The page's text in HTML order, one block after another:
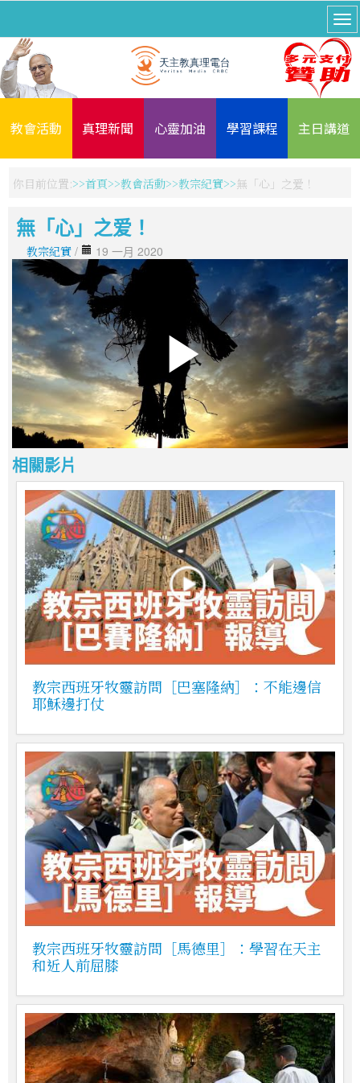
教會活動 真理新聞 心靈加油 學習課程 主日講道
你目前位置: 首頁 教會活動 教宗紀實 無「心」之爱！
無「心」之爱！
教宗紀實 / 19 一月 2020
相關影片
教宗西班牙牧靈訪問［巴塞隆納］：不能邊信
耶穌邊打仗
教宗西班牙牧靈訪問［馬德里］：學習在天主
和近人前屈膝